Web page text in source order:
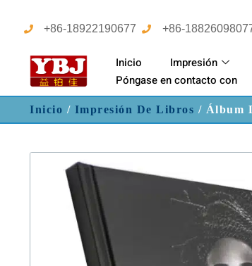
+86-18922190677 +86-
Inicio Impresión
Póngase en contacto con
Inicio / Impresión De Libros / Álbum